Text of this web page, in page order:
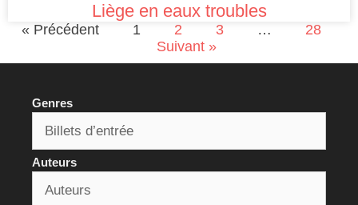
Liège en eaux troubles
« Précédent 1 2 3 …
28
Suivant »
Genres
Auteurs